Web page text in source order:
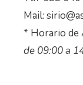
Mail:
* Horario de
de 09:00 a